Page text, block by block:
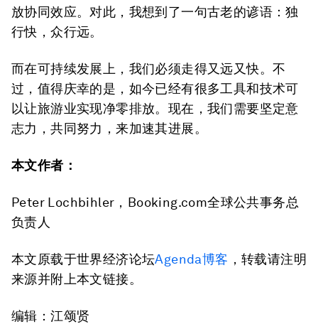
放协同效应。对此，我想到了一句古老的谚语：独
行快，众行远。
而在可持续发展上，我们必须走得又远又快。不
过，值得庆幸的是，如今已经有很多工具和技术可
以让旅游业实现净零排放。现在，我们需要坚定意
志力，共同努力，来加速其进展。
本文作者：
Peter Lochbihler，Booking.com全球公共事务总
负责人
本文原载于世界经济论坛Agenda博客 ，转载请注明
来源并附上本文链接。
编辑：江颂贤